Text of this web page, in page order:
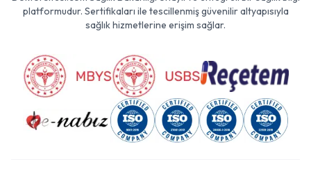
platformudur. Sertifikaları ile tescillenmiş güvenilir altyapısıyla
sağlık hizmetlerine erişim sağlar.